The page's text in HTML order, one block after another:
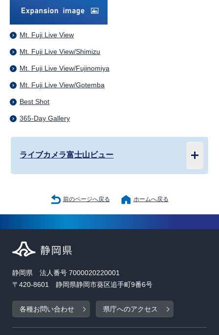
Mt. Fuji Live View
Mt. Fuji Live View/Shimizu
Mt. Fuji Live View/Fujinomiya
Mt. Fuji Live View/Gotemba
Best Shot
365-Day Gallery
ライブカメラ富士山ビュー
前のページへ戻る ホームへ戻る
静岡県 法人番号 7000020220001
〒420-8601 静岡県静岡市葵区追手町9番6号
各種お問い合わせ 県庁へのアクセス